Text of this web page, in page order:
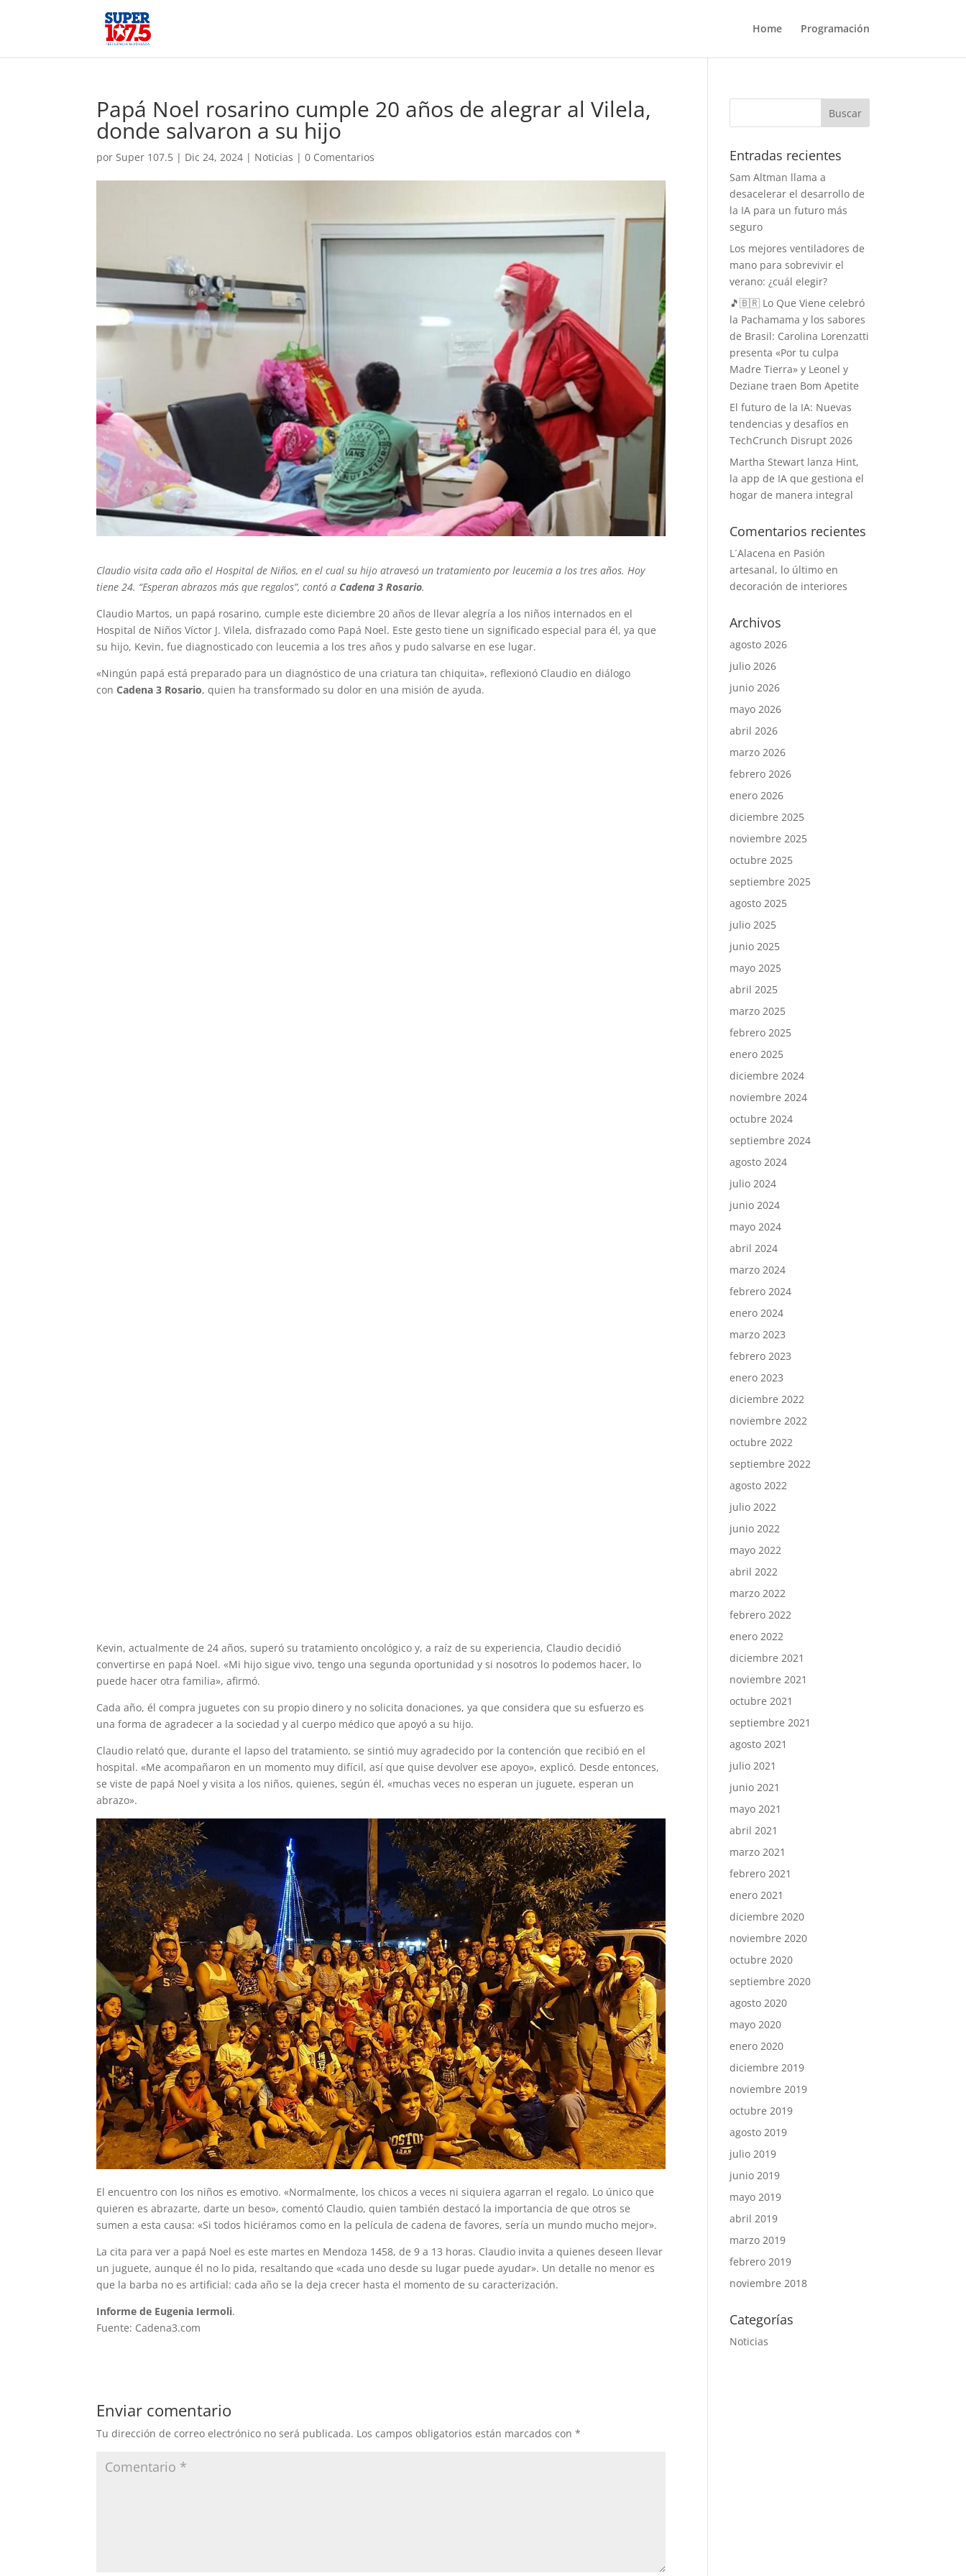
Home Programación
Papá Noel rosarino cumple 20 años de alegrar al Vilela,
donde salvaron a su hijo
porSuper 107.5 | Dic 24, 2024 | Noticias |0 Comentarios
Claudio visita cada año el Hospital de Niños, en el cual su hijo atravesó un tratamiento por leucemia a los tres años. Hoy
tiene 24. “Esperan abrazos más que regalos”, contó a Cadena 3 Rosario.
Claudio Martos, un papá rosarino, cumple este diciembre 20 años de llevar alegría a los niños internados en el
Hospital de Niños Víctor J. Vilela, disfrazado como Papá Noel. Este gesto tiene un significado especial para él, ya que
su hijo, Kevin, fue diagnosticado con leucemia a los tres años y pudo salvarse en ese lugar.
«Ningún papá está preparado para un diagnóstico de una criatura tan chiquita», reflexionó Claudio en diálogo
conCadena 3 Rosario, quien ha transformado su dolor en una misión de ayuda.
Kevin, actualmente de 24 años, superó su tratamiento oncológico y, a raíz de su experiencia, Claudio decidió
convertirse en papá Noel. «Mi hijo sigue vivo, tengo una segunda oportunidad y si nosotros lo podemos hacer, lo
puede hacer otra familia», afirmó.
Cada año, él compra juguetes con su propio dinero y no solicita donaciones, ya que considera que su esfuerzo es
una forma de agradecer a la sociedad y al cuerpo médico que apoyó a su hijo.
Claudio relató que, durante el lapso del tratamiento, se sintió muy agradecido por la contención que recibió en el
hospital. «Me acompañaron en un momento muy difícil, así que quise devolver ese apoyo», explicó. Desde entonces,
se viste de papá Noel y visita a los niños, quienes, según él, «muchas veces no esperan un juguete, esperan un
abrazo».
El encuentro con los niños es emotivo. «Normalmente, los chicos a veces ni siquiera agarran el regalo. Lo único que
quieren es abrazarte, darte un beso», comentó Claudio, quien también destacó la importancia de que otros se
sumen a esta causa: «Si todos hiciéramos como en la película de cadena de favores, sería un mundo mucho mejor».
La cita para ver a papá Noel es este martes en Mendoza 1458, de 9 a 13 horas. Claudio invita a quienes deseen llevar
un juguete, aunque él no lo pida, resaltando que «cada uno desde su lugar puede ayudar». Un detalle no menor es
que la barba no es artificial: cada año se la deja crecer hasta el momento de su caracterización.
Informe de Eugenia Iermoli.
Fuente: Cadena3.com
Enviar comentario
Tu dirección de correo electrónico no será publicada. Los campos obligatorios están marcados con*
Entradas recientes
Sam Altman llama a
desacelerar el desarrollo de
la IA para un futuro más
seguro
Los mejores ventiladores de
mano para sobrevivir el
verano: ¿cuál elegir?
🎵🇧🇷 Lo Que Viene celebró
la Pachamama y los sabores
de Brasil: Carolina Lorenzatti
presenta «Por tu culpa
Madre Tierra» y Leonel y
Deziane traen Bom Apetite
El futuro de la IA: Nuevas
tendencias y desafíos en
TechCrunch Disrupt 2026
Martha Stewart lanza Hint,
la app de IA que gestiona el
hogar de manera integral
Comentarios recientes
L´Alacena en Pasión
artesanal, lo último en
decoración de interiores
Archivos
agosto 2026
julio 2026
junio 2026
mayo 2026
abril 2026
marzo 2026
febrero 2026
enero 2026
diciembre 2025
noviembre 2025
octubre 2025
septiembre 2025
agosto 2025
julio 2025
junio 2025
mayo 2025
abril 2025
marzo 2025
febrero 2025
enero 2025
diciembre 2024
noviembre 2024
octubre 2024
septiembre 2024
agosto 2024
julio 2024
junio 2024
mayo 2024
abril 2024
marzo 2024
febrero 2024
enero 2024
marzo 2023
febrero 2023
enero 2023
diciembre 2022
noviembre 2022
octubre 2022
septiembre 2022
agosto 2022
julio 2022
junio 2022
mayo 2022
abril 2022
marzo 2022
febrero 2022
enero 2022
diciembre 2021
noviembre 2021
octubre 2021
septiembre 2021
agosto 2021
julio 2021
junio 2021
mayo 2021
abril 2021
marzo 2021
febrero 2021
enero 2021
diciembre 2020
noviembre 2020
octubre 2020
septiembre 2020
agosto 2020
mayo 2020
enero 2020
diciembre 2019
noviembre 2019
octubre 2019
agosto 2019
julio 2019
junio 2019
mayo 2019
abril 2019
marzo 2019
febrero 2019
noviembre 2018
Categorías
Noticias